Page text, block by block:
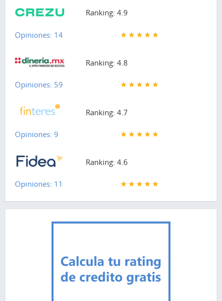
Ranking: 4.9
Opiniones: 14
Ranking: 4.8
Opiniones: 59
Ranking: 4.7
Opiniones: 9
Ranking: 4.6
Opiniones: 11